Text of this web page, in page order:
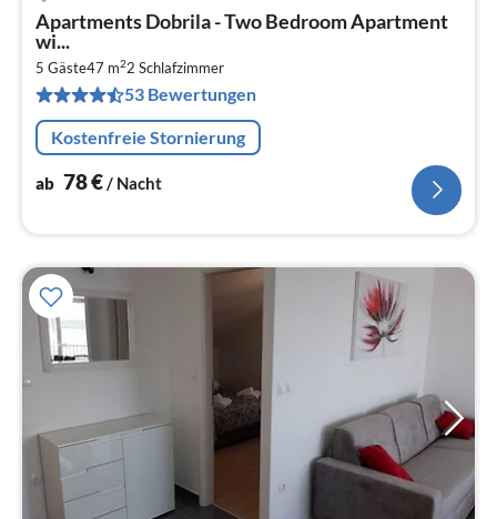
Apartments Dobrila - Two Bedroom Apartment
wi...
5 Gäste47 m22 Schlafzimmer
53 Bewertungen
Kostenfreie Stornierung
ab 78€/ Nacht